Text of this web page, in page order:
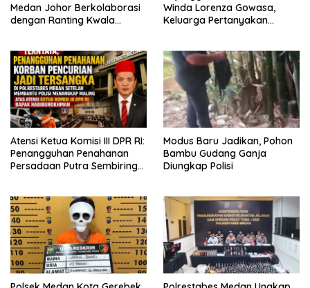
Medan Johor Berkolaborasi
dengan Ranting Kwala
Jemaah dan Pengguna Jalan
Winda Lorenza Gowasa,
Keluarga Pertanyakan
Atensi Ketua Komisi III DPR RI:
Penangguhan Penahanan
Persadaan Putra Sembiring
Modus Baru Jadikan, Pohon
Bambu Gudang Ganja
Diungkap Polisi